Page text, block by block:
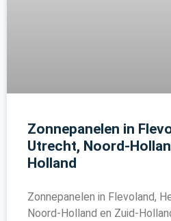
Zonnepanelen in
Utrecht, Noord-
Holland
Zonnepanelen in Flevoland,
Noord-Holland en Zuid-